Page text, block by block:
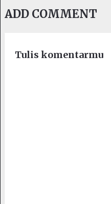
ADD COMMENT
Tulis komentarmu